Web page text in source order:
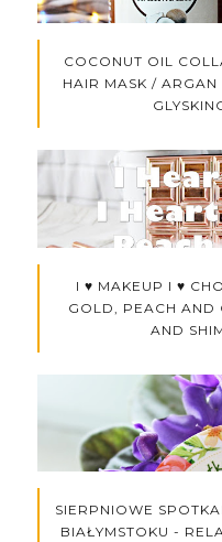
COCONUT OIL
HAIR MASK /
I ♥ MAKEUP I ♥
GOLD, PEACH AND
AND
SIERPNIOWE
BIAŁYMSTOKU -